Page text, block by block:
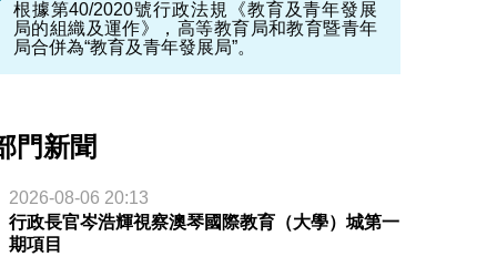
根據第40/2020號行政法規《教育及青年發展
局的組織及運作》，高等教育局和教育暨青年
局合併為“教育及青年發展局”。
門新聞
2026-08-06 20:13
行政長官岑浩輝視察澳琴國際教育（大學）城第一
期項目